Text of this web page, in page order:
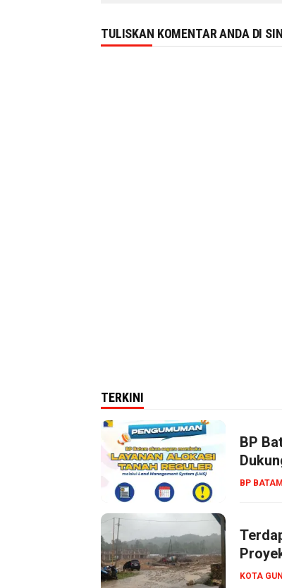
TULISKAN KOMENTAR ANDA DI
TERKINI
BP
BP BATAM
KOTA